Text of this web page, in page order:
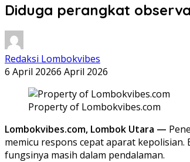
Diduga perangkat
Redaksi Lombokvibes
6 April 20266 April 2026
Property of Lombokvibes.com
Lombokvibes.com, Lombok Utara —
memicu respons cepat aparat
fungsinya masih dalam pendalaman.